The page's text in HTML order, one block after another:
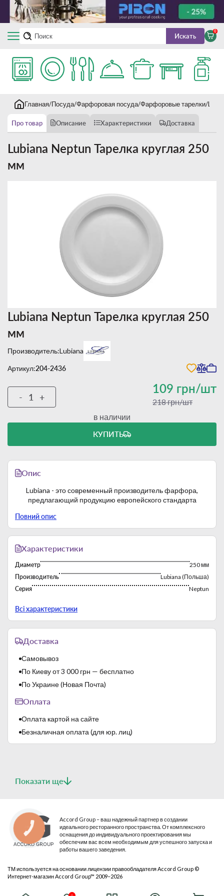
Искать
0
Главная Посуда Фарфоровая посуда Фарфоровые тарелки
Про товар Описание Характеристики Доставка
Lubiana Neptun Тарелка круглая 250
мм
Lubiana Neptun Тарелка круглая 250
мм
Производитель:Lubiana
Артикул:204-2436
109 грн/шт
218 грн/шт
- +
в наличии
КУПИТЬ
Опис
Lubiana - это современный производитель фарфора,
предлагающий продукцию европейского стандарта
Фабрика постоянно работает с 1969 года. Многолетний
опыт работы на зарубежных рынках способствует экспорту
продукции бренда. Производственные мощности
Lubiana производит твердый белый фарфор. Применяются
многократные высокотемпературные обжиги:
- второй, так называемый "скорострельная стрельба" -
Этот производственный процесс обеспечивает высокую
термическую прочность, устойчивость к механическим
повреждениям и высокую твердость глазури.
Повний опис
Характеристики
Диаметр
250 мм
Производитель
Lubiana (Польша)
Серия
Neptun
Всі характеристики
Доставка
Самовывоз
По Киеву от 3 000 грн — бесплатно
По Украине (Новая Почта)
Оплата
Оплата картой на сайте
Безналичная оплата (для юр. лиц)
Показати ще
Accord Group – ваш надежный партнер в создании
идеального ресторанного пространства. От комплексного
оснащения до индивидуального проектирования мы
обеспечим вас всем необходимым для успешного запуска и
работы вашего заведения.
ТМ используется на основании лицензии правообладателя Accord Group ©
Интернет-магазин Accord Group™ 2009–2026
© 2026 Все права защищены
0
КНОПКА
СВЯЗИ